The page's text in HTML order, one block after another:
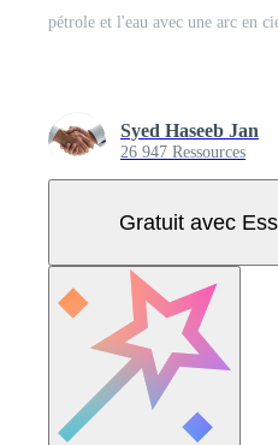
pétrole et l'eau avec une arc en
Syed Haseeb Jan
26 947 Ressources
Gratuit avec